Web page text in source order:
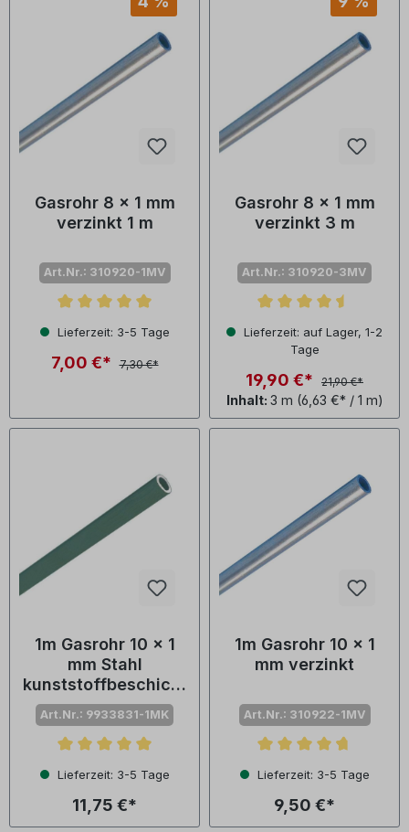
Gasrohr 8 x 1 mm
verzinkt 1 m
Art.Nr.: 310920-1MV
Durchschnittliche Bewertung von 5 von 5 Sternen
Lieferzeit: 3-5 Tage
7,00 €* 7,30 €*
Gasrohr 8 x 1 mm
verzinkt 3 m
Art.Nr.: 310920-3MV
Durchschnittliche
Lieferzeit: auf Lager, 1-2
Tage
Inhalt: 3 m (6,63 €* / 1 m)
19,90 €* 21,90 €*
1m Gasrohr 10 x 1
mm Stahl
kunststoffbeschicht
et
Art.Nr.: 9933831-1MK
Durchschnittliche Bewertung von 5 von 5 Sternen
Lieferzeit: 3-5 Tage
11,75 €*
1m Gasrohr 10 x 1
mm verzinkt
Art.Nr.: 310922-1MV
Durchschnittliche
Lieferzeit: 3-5 Tage
9,50 €*